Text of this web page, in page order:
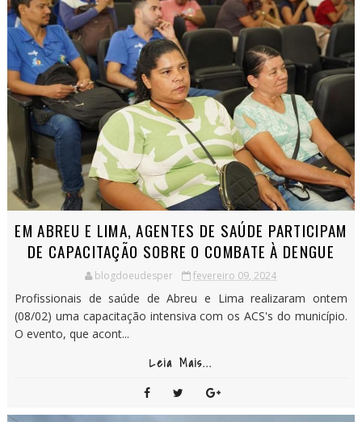
EM ABREU E LIMA, AGENTES DE SAÚDE PARTICIPAM
DE CAPACITAÇÃO SOBRE O COMBATE À DENGUE
blogdoeudesper fevereiro 09, 2024
Profissionais de saúde de Abreu e Lima realizaram ontem
(08/02) uma capacitação intensiva com os ACS's do município.
O evento, que acont...
Leia Mais...